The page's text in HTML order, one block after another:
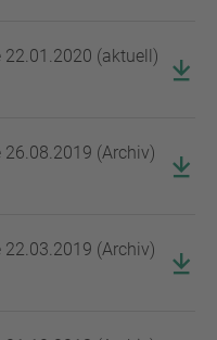
(aktuell)
(Archiv)
(Archiv)